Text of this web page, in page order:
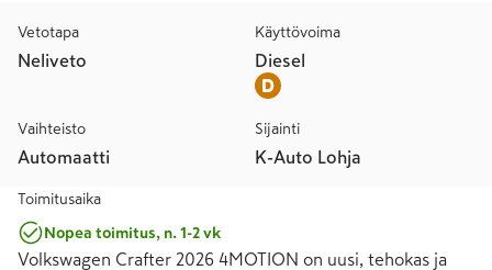
Vetotapa
Neliveto
Käyttövoima
Diesel
Vaihteisto
Automaatti
Sijainti
K-Auto Lohja
Toimitusaika
Nopea toimitus, n. 1-2 vk
Volkswagen Crafter 2026 4MOTION on uusi, tehokas ja